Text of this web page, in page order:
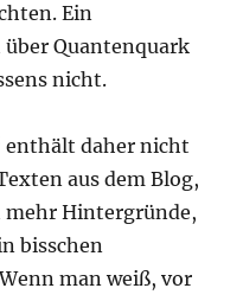
Ein
über Quantenquark
nicht.
enthält daher nicht
aus dem Blog,
Hintergründe,
bisschen
man weiß, vor